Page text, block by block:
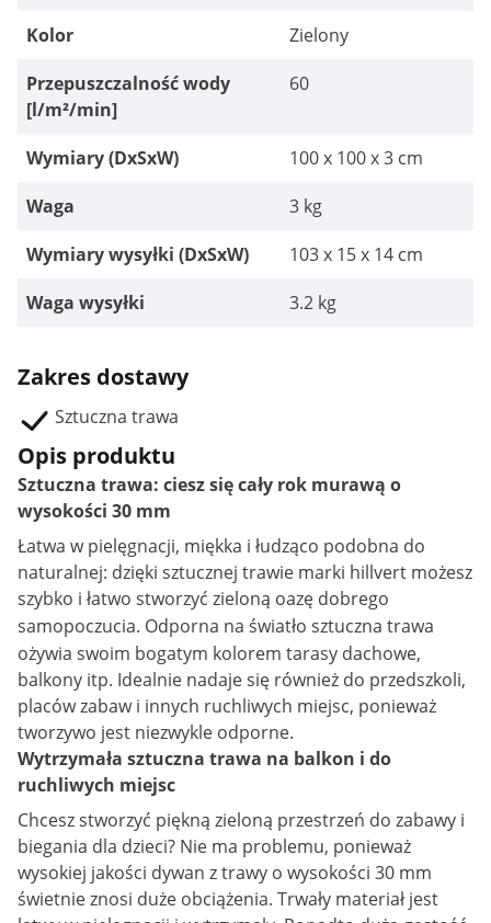
Kolor
Zielony
Przepuszczalność wody
[l/m²/min]
60
Wymiary (DxSxW)
100 x 100 x 3 cm
Waga
3 kg
Wymiary wysyłki (DxSxW)
103 x 15 x 14 cm
Waga wysyłki
3.2 kg
Zakres dostawy
Sztuczna trawa
Opis produktu
Sztuczna trawa: ciesz się cały rok murawą o
wysokości 30 mm
Łatwa w pielęgnacji, miękka i łudząco podobna do
naturalnej: dzięki sztucznej trawie marki hillvert możesz
szybko i łatwo stworzyć zieloną oazę dobrego
samopoczucia. Odporna na światło sztuczna trawa
ożywia swoim bogatym kolorem tarasy dachowe,
balkony itp. Idealnie nadaje się również do przedszkoli,
placów zabaw i innych ruchliwych miejsc, ponieważ
tworzywo jest niezwykle odporne.
Wytrzymała sztuczna trawa na balkon i do
ruchliwych miejsc
Chcesz stworzyć piękną zieloną przestrzeń do zabawy i
biegania dla dzieci? Nie ma problemu, ponieważ
wysokiej jakości dywan z trawy o wysokości 30 mm
świetnie znosi duże obciążenia. Trwały materiał jest